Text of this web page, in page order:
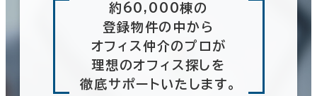
約60,000棟の
登録物件の中から
オフィス仲介のプロが
理想のオフィス探しを
徹底サポートいたします。